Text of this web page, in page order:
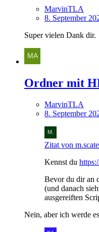
MarvinTLA
8. September
Super vielen Dank dir.
Ordner mit
MarvinTLA
8. September
Zitat von
Kennst du
Bevor du dir an
(und danach
ausgereiften
Nein, aber ich werde